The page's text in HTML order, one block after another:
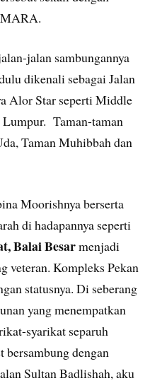
MARA.
jalan sambungannya
dikenali sebagai Jalan
Alor Star seperti Middle
Taman-taman
Taman Muhibbah dan
Moorishnya berserta
di hadapannya seperti
Balai Besarmenjadi
veteran. Kompleks Pekan
statusnya. Di seberang
yang menempatkan
syarikat separuh
bersambung dengan
Sultan Badlishah, aku